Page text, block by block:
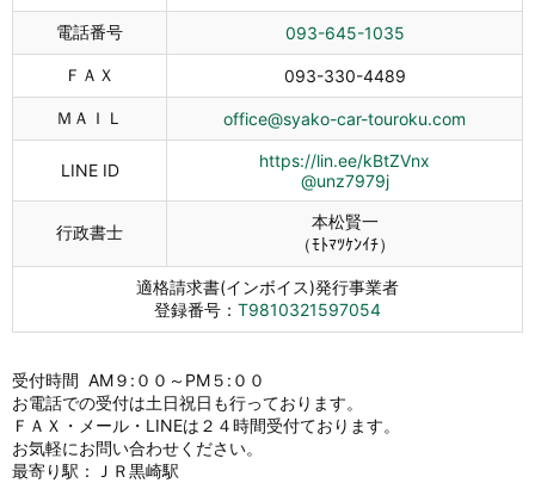
電話番号 093-645-1035
ＦＡＸ 093-330-4489
ＭＡＩＬ office@syako-car-touroku.com
LINE ID
https://lin.ee/kBtZVnx
@unz7979j
行政書士
本松賢一
（ﾓﾄﾏﾂｹﾝｲﾁ）
適格請求書(インボイス)発行事業者
登録番号： T9810321597054
受付時間 AM９:００～PM５:００
お電話での受付は土日祝日も行っております。
ＦＡＸ・メール・LINEは２４時間受付ております。
お気軽にお問い合わせください。
最寄り駅：ＪＲ黒崎駅